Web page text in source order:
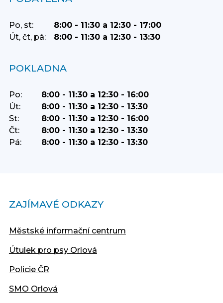
Po, st:
8:00 - 11:30 a 12:30 - 17:00
Út, čt, pá:
8:00 - 11:30 a 12:30 - 13:30
POKLADNA
Po:
8:00 - 11:30 a 12:30 - 16:00
Út:
8:00 - 11:30 a 12:30 - 13:30
St:
8:00 - 11:30 a 12:30 - 16:00
Čt:
8:00 - 11:30 a 12:30 - 13:30
Pá:
8:00 - 11:30 a 12:30 - 13:30
ZAJÍMAVÉ ODKAZY
Městské informační centrum
Útulek pro psy Orlová
Policie ČR
SMO Orlová